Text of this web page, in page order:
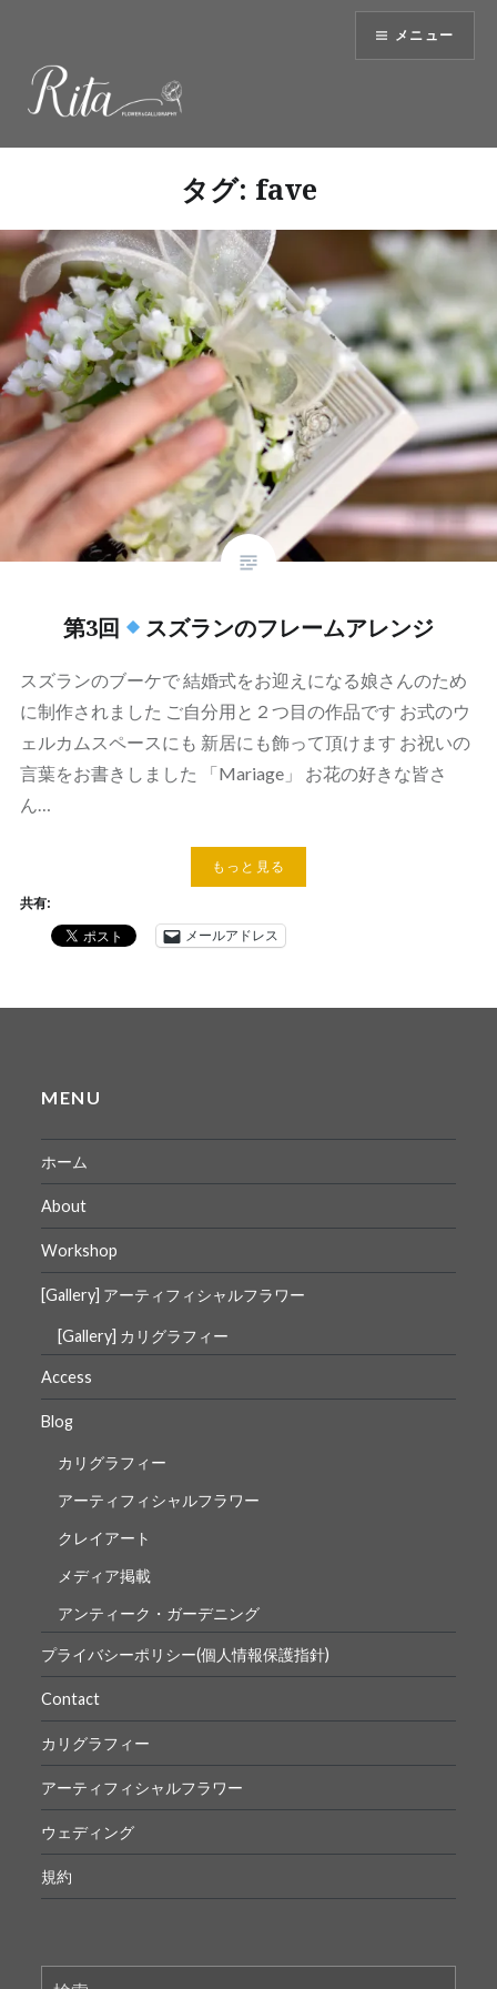
へ
ッ
メニュー
タグ: fave
第3回 スズランのフレームアレンジ
スズランのブーケで 結婚式をお迎えになる娘さんのため
に制作されました ご自分用と２つ目の作品です お式のウ
ェルカムスペースにも 新居にも飾って頂けます お祝いの
言葉をお書きしました 「Mariage」 お花の好きな皆さ
ん…
もっと見る
共有:
メールアドレス
MENU
ホーム
About
Workshop
[Gallery] アーティフィシャルフラワー
[Gallery] カリグラフィー
Access
Blog
カリグラフィー
アーティフィシャルフラワー
クレイアート
メディア掲載
アンティーク・ガーデニング
プライバシーポリシー(個人情報保護指針)
Contact
カリグラフィー
アーティフィシャルフラワー
ウェディング
規約